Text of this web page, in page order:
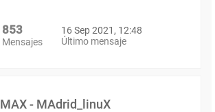
853
Mensajes
16 Sep 2021, 12:48
Último mensaje
MAX - MAdrid_linuX